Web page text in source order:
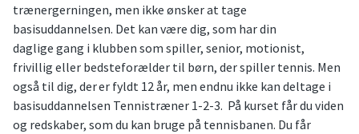
trænergerningen, men ikke ønsker at tage
basisuddannelsen. Det kan være dig, som har din
daglige gang i klubben som spiller, senior, motionist,
frivillig eller bedsteforælder til børn, der spiller tennis. Men
også til dig, der er fyldt 12 år, men endnu ikke kan deltage i
basisuddannelsen Tennistræner 1-2-3. På kurset får du viden
og redskaber, som du kan bruge på tennisbanen. Du får